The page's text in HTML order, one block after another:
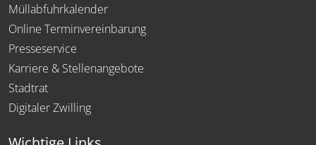
Müllabfuhrkalender
Online Terminvereinbarung
Presseservice
Karriere & Stellenangebote
Stadtrat
Digitaler Zwilling